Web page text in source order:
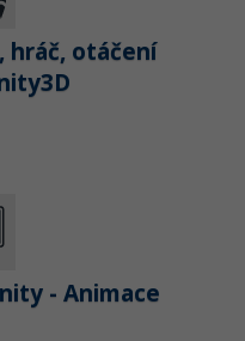
hráč, otáčení
- Animace